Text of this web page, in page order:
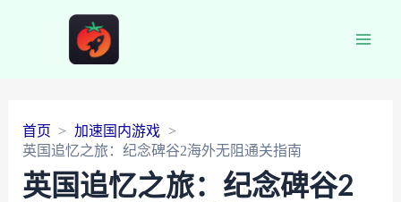
首页
加速国内游戏
英国追忆之旅：纪念碑谷2海外无阻通关指南
英国追忆之旅：纪念碑谷2